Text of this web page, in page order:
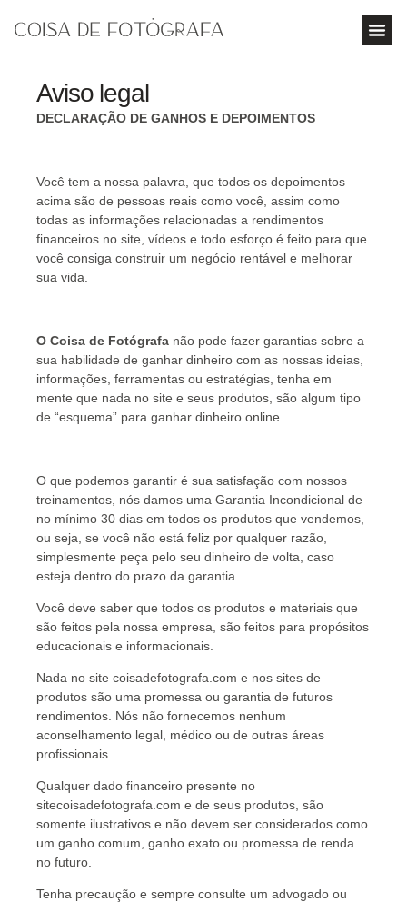
Aviso legal
DECLARAÇÃO DE GANHOS E DEPOIMENTOS
Você tem a nossa palavra, que todos os depoimentos
acima são de pessoas reais como você, assim como
todas as informações relacionadas a rendimentos
financeiros no site, vídeos e todo esforço é feito para que
você consiga construir um negócio rentável e melhorar
sua vida.
O Coisa de Fotógrafa não pode fazer garantias sobre a
sua habilidade de ganhar dinheiro com as nossas ideias,
informações, ferramentas ou estratégias, tenha em
mente que nada no site e seus produtos, são algum tipo
de “esquema” para ganhar dinheiro online.
O que podemos garantir é sua satisfação com nossos
treinamentos, nós damos uma Garantia Incondicional de
no mínimo 30 dias em todos os produtos que vendemos,
ou seja, se você não está feliz por qualquer razão,
simplesmente peça pelo seu dinheiro de volta, caso
esteja dentro do prazo da garantia.
Você deve saber que todos os produtos e materiais que
são feitos pela nossa empresa, são feitos para propósitos
educacionais e informacionais.
Nada no site coisadefotografa.com e nos sites de
produtos são uma promessa ou garantia de futuros
rendimentos. Nós não fornecemos nenhum
aconselhamento legal, médico ou de outras áreas
profissionais.
Qualquer dado financeiro presente no
sitecoisadefotografa.com e de seus produtos, são
somente ilustrativos e não devem ser considerados como
um ganho comum, ganho exato ou promessa de renda
no futuro.
Tenha precaução e sempre consulte um advogado ou